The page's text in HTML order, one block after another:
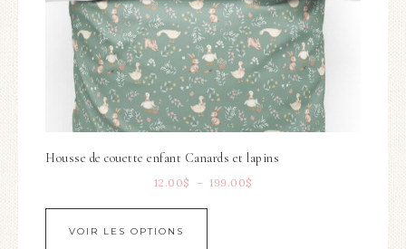
Housse de couette enfant Canards et lapins
12.00$ – 199.00$
VOIR LES OPTIONS